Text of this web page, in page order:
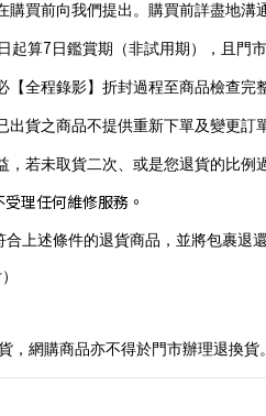
購買前向我們提出。購買前詳盡地溝
起算7日鑑賞期（非試用期），且門
【全程錄影】折封過程至商品檢查完
貨之商品不提供重新下單及變更訂
， 若未取貨二次、或是您退貨的比例
受理任何維修服務。
上述條件的退貨商品，並將包裹退還
網購商品亦不得於門市辦理退換貨。